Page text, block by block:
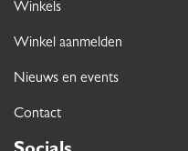
Winkels
Winkel aanmelden
Nieuws en events
Contact